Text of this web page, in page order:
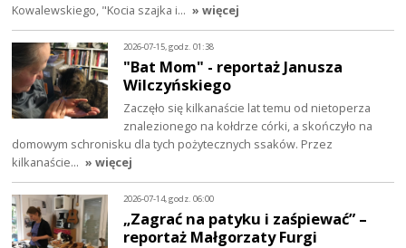
Kowalewskiego, "Kocia szajka i… » więcej
2026-07-15, godz. 01:38
"Bat Mom" - reportaż Janusza
Wilczyńskiego
Zaczęło się kilkanaście lat temu od nietoperza
znalezionego na kołdrze córki, a skończyło na
domowym schronisku dla tych pożytecznych ssaków. Przez
kilkanaście… » więcej
2026-07-14, godz. 06:00
„Zagrać na patyku i zaśpiewać” –
reportaż Małgorzaty Furgi